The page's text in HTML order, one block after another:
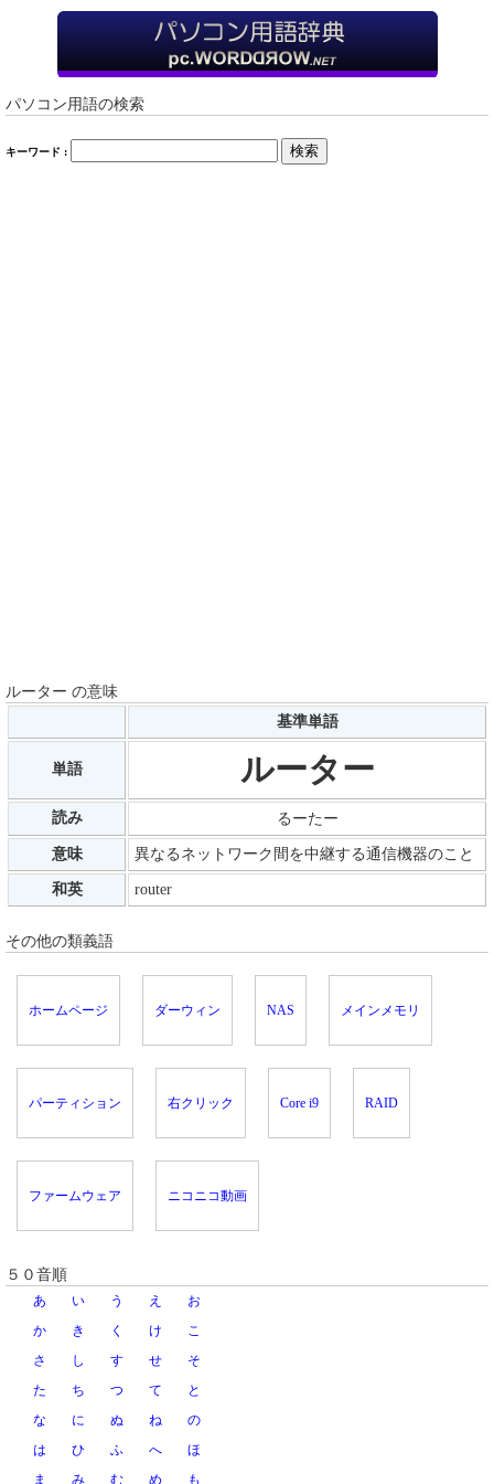
パソコン用語の検索
キーワード : 検索
ルーター の意味
基準単語
単語 ルーター
読み るーたー
意味 異なるネットワーク間を中継する通信機器のこと
和英 router
その他の類義語
ホームページ ダーウィン NAS メインメモリ
パーティション 右クリック Core i9 RAID
ファームウェア ニコニコ動画
５０音順
あ い う え
お
か
き く け
こ
さ
し す せ
そ
た
ち つ て
と
な
に ぬ ね
の
は
ひ ふ へ
ほ
ま
み む め も